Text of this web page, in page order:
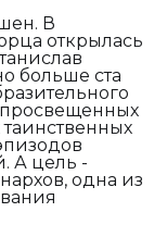
В
открылась
больше ста
просвещенных
А цель -
одна из